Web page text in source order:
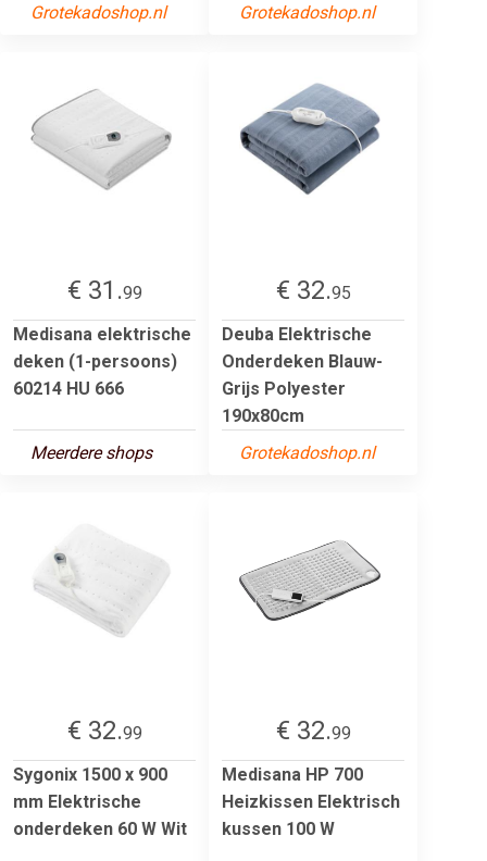
Grotekadoshop.nl Grotekadoshop.nl
€ 31.99
Medisana elektrische
deken (1-persoons)
60214 HU 666
Meerdere shops
€ 32.95
Deuba Elektrische
Onderdeken Blauw-
Grijs Polyester
190x80cm
Grotekadoshop.nl
€ 32.99
Sygonix 1500 x 900
mm Elektrische
onderdeken 60 W Wit
€ 32.99
Medisana HP 700
Heizkissen Elektrisch
kussen 100 W